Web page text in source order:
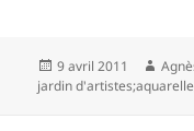
Publié
le
9 avril 2011
jardin